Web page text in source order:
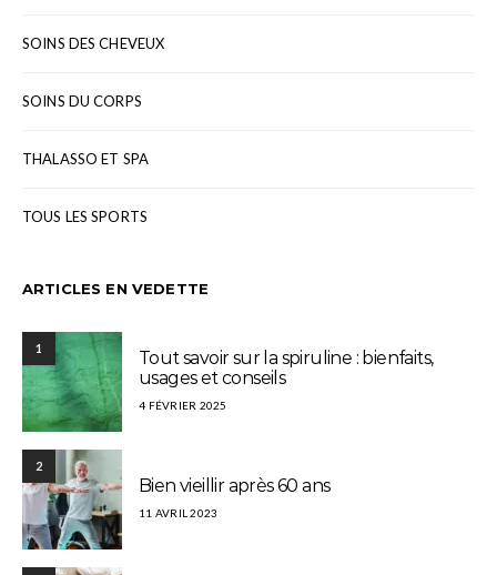
SOINS DES CHEVEUX
SOINS DU CORPS
THALASSO ET SPA
TOUS LES SPORTS
ARTICLES EN VEDETTE
1
Tout savoir sur la spiruline : bienfaits,
usages et conseils
4 FÉVRIER 2025
2
Bien vieillir après 60 ans
11 AVRIL 2023